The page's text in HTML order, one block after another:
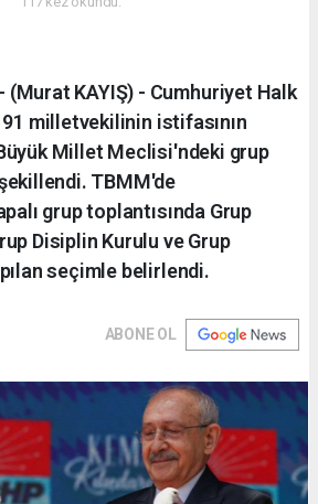
(Murat KAYIŞ) - Cumhuriyet Halk
milletvekilinin istifasının
Millet Meclisi'ndeki grup
TBMM'de
grup toplantısında Grup
Disiplin Kurulu ve Grup
seçimle belirlendi.
ABONE OL